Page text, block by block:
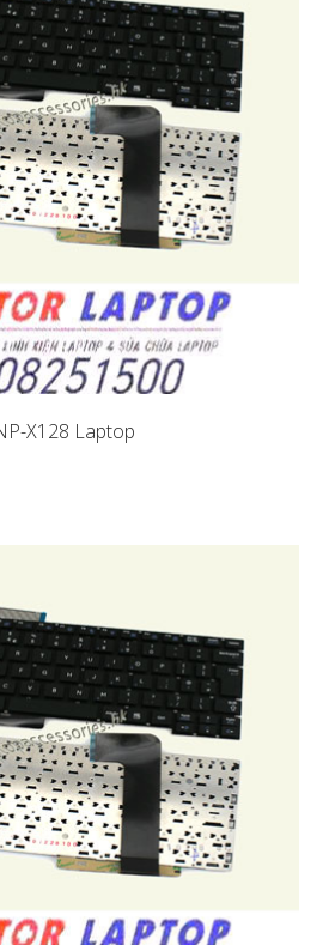
X128 Laptop